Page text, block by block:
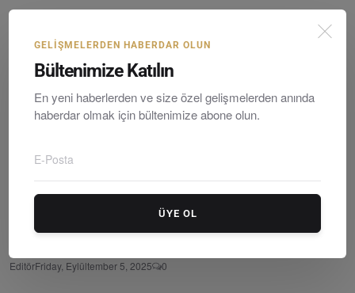
EditörFriday, Eylültember 5, 2025 0
GELIŞMELERDEN HABERDAR OLUN
Bültenimize Katılın
En yeni haberlerden ve size özel gelişmelerden anında
haberdar olmak için bültenimize abone olun.
ÜYE OL